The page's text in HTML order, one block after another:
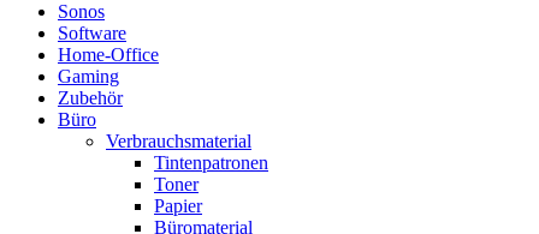
Sonos
Software
Home-Office
Gaming
Zubehör
Büro
Verbrauchsmaterial
Tintenpatronen
Toner
Papier
Büromaterial